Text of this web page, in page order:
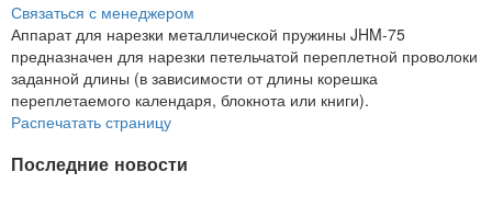
Связаться с менеджером
Аппарат для нарезки металлической пружины JHM-75
предназначен для нарезки петельчатой переплетной проволоки
заданной длины (в зависимости от длины корешка
переплетаемого календаря, блокнота или книги).
Распечатать страницу
Последние новости